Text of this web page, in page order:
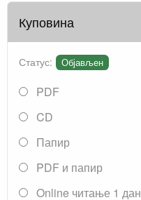
Куповина
Статус: Објављен
PDF
CD
Папир
PDF и папир
Online читање 1 дан